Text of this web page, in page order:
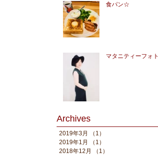
食パン☆
マタニティーフォ
Archives
2019年3月 （1）
2019年1月
（1）
2018年12月
（1）